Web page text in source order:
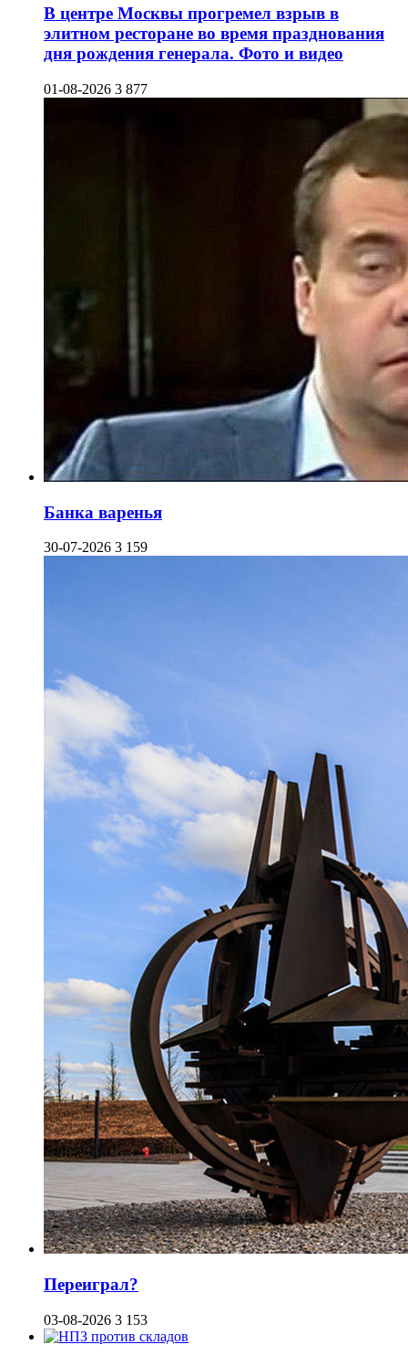
В центре Москвы прогремел взрыв в
элитном ресторане во время празднования
дня рождения генерала. Фото и видео
01-08-2026 3 877
Банка варенья
30-07-2026 3 159
Переиграл?
03-08-2026 3 153